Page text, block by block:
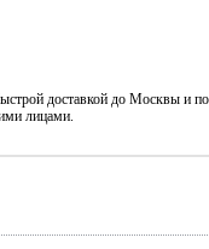
доставкой до Москвы и
лицами.